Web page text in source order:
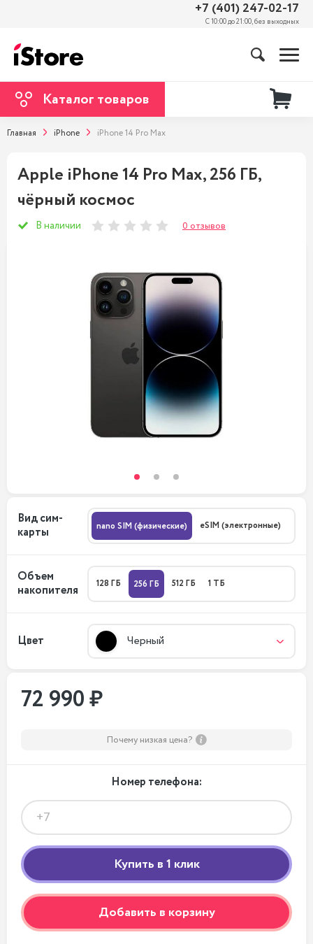
+7 (401) 247-02-17
С 10:00 до 21:00, без выходных
Каталог товаров
Главная iPhone iPhone 14 Pro Max
Apple iPhone 14 Pro Max, 256 ГБ,
чёрный космос
В наличии 0 отзывов
Вид сим-
карты
nano SIM (физические) eSIM (электронные)
Объем
накопителя
128 ГБ 256 ГБ 512 ГБ 1 ТБ
Цвет Черный
72 990 ₽
Почему низкая цена?
Номер телефона:
Добавить в корзину